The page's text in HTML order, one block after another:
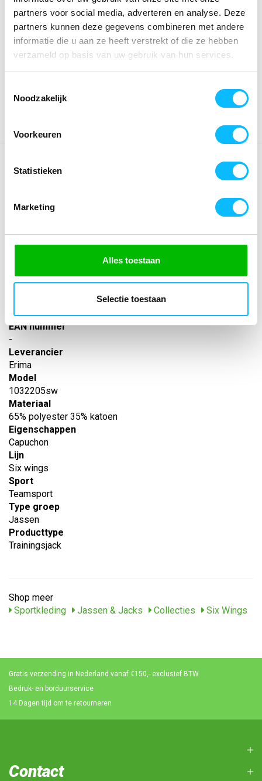
partners voor social media, adverteren en analyse. Deze
partners kunnen deze gegevens combineren met andere
informatie die u aan ze heeft verstrekt of die ze hebben
verzameld op basis van uw gebruik van hun services.
Noodzakelijk
Voorkeuren
Statistieken
Marketing
Alles toestaan
Selectie toestaan
*Gratis verzending vanaf €150,- exclusief BTW
Kies kleur/maat
OMSCHRIJVING
materiaalmix; Cotton touch voor een aangenaam
aan de mouwen en de onderkant; Zakken met ritssluiting
SPECIFICATIES
EAN nummer
-
Leverancier
Erima
Model
1032205sw
Materiaal
65% polyester 35% katoen
Eigenschappen
Capuchon
Lijn
Six wings
Sport
Teamsport
Type groep
Jassen
Producttype
Trainingsjack
Shop meer
Sportkleding
Jassen & Jacks Collecties Six Wings
Gratis verzending in Nederland vanaf €150,- exclusief BTW
Bedruk- en borduurservice
14 Dagen tijd om te retourneren
Contact